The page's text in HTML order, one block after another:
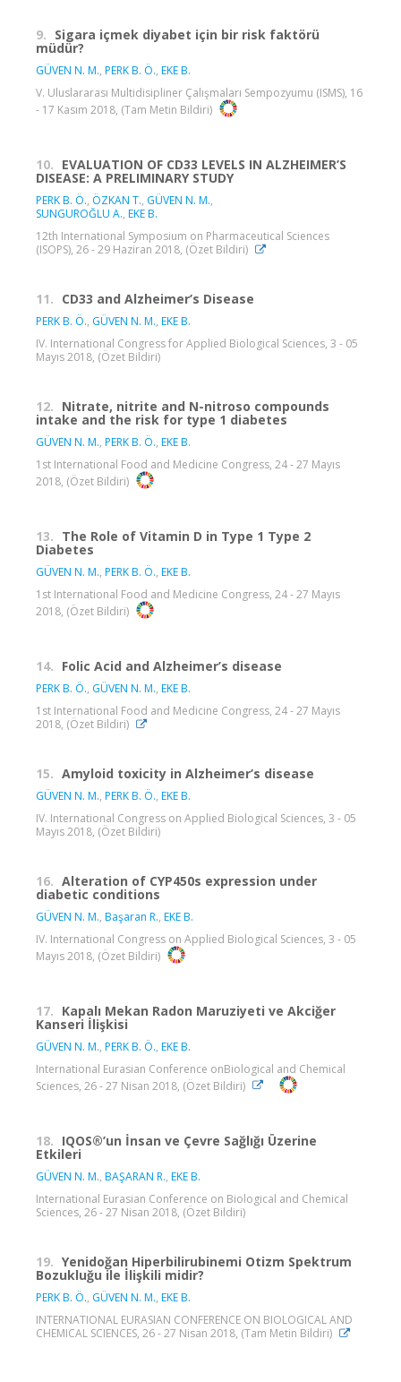
9. Sigara içmek diyabet için bir risk faktörü
müdür?
GÜVEN N. M., PERK B. Ö., EKE B.
V. Uluslararası Multidisipliner Çalışmaları Sempozyumu (ISMS), 16
- 17 Kasım 2018, (Tam Metin Bildiri)
10. EVALUATION OF CD33 LEVELS IN ALZHEIMER’S
DISEASE: A PRELIMINARY STUDY
PERK B. Ö., ÖZKAN T., GÜVEN N. M.,
SUNGUROĞLU A., EKE B.
12th International Symposium on Pharmaceutical Sciences
(ISOPS), 26 - 29 Haziran 2018, (Özet Bildiri)
11. CD33 and Alzheimer’s Disease
PERK B. Ö., GÜVEN N. M., EKE B.
IV. International Congress for Applied Biological Sciences, 3 - 05
Mayıs 2018, (Özet Bildiri)
12. Nitrate, nitrite and N-nitroso compounds
intake and the risk for type 1 diabetes
GÜVEN N. M., PERK B. Ö., EKE B.
1st International Food and Medicine Congress, 24 - 27 Mayıs
2018, (Özet Bildiri)
13. The Role of Vitamin D in Type 1 Type 2
Diabetes
GÜVEN N. M., PERK B. Ö., EKE B.
1st International Food and Medicine Congress, 24 - 27 Mayıs
2018, (Özet Bildiri)
14. Folic Acid and Alzheimer’s disease
PERK B. Ö., GÜVEN N. M., EKE B.
1st International Food and Medicine Congress, 24 - 27 Mayıs
2018, (Özet Bildiri)
15. Amyloid toxicity in Alzheimer’s disease
GÜVEN N. M., PERK B. Ö., EKE B.
IV. International Congress on Applied Biological Sciences, 3 - 05
Mayıs 2018, (Özet Bildiri)
16. Alteration of CYP450s expression under
diabetic conditions
GÜVEN N. M., Başaran R., EKE B.
IV. International Congress on Applied Biological Sciences, 3 - 05
Mayıs 2018, (Özet Bildiri)
17. Kapalı Mekan Radon Maruziyeti ve Akciğer
Kanseri İlişkisi
GÜVEN N. M., PERK B. Ö., EKE B.
International Eurasian Conference onBiological and Chemical
Sciences, 26 - 27 Nisan 2018, (Özet Bildiri)
18. IQOS®’un İnsan ve Çevre Sağlığı Üzerine
Etkileri
GÜVEN N. M., BAŞARAN R., EKE B.
International Eurasian Conference on Biological and Chemical
Sciences, 26 - 27 Nisan 2018, (Özet Bildiri)
19. Yenidoğan Hiperbilirubinemi Otizm Spektrum
Bozukluğu ile İlişkili midir?
PERK B. Ö., GÜVEN N. M., EKE B.
INTERNATIONAL EURASIAN CONFERENCE ON BIOLOGICAL AND
CHEMICAL SCIENCES, 26 - 27 Nisan 2018, (Tam Metin Bildiri)